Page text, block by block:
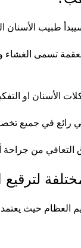
طبيب
تسمى الغشاء
الأسنان او
رائع في جميع
من جراحة
لترقيع
العظام حيث